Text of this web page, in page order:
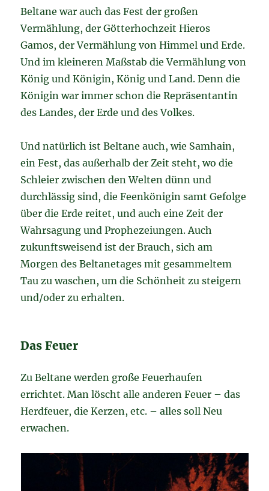
Beltane war auch das Fest der großen
Vermählung, der Götterhochzeit Hieros
Gamos, der Vermählung von Himmel und Erde.
Und im kleineren Maßstab die Vermählung von
König und Königin, König und Land. Denn die
Königin war immer schon die Repräsentantin
des Landes, der Erde und des Volkes.
Und natürlich ist Beltane auch, wie Samhain,
ein Fest, das außerhalb der Zeit steht, wo die
Schleier zwischen den Welten dünn und
durchlässig sind, die Feenkönigin samt Gefolge
über die Erde reitet, und auch eine Zeit der
Wahrsagung und Prophezeiungen. Auch
zukunftsweisend ist der Brauch, sich am
Morgen des Beltanetages mit gesammeltem
Tau zu waschen, um die Schönheit zu steigern
und/oder zu erhalten.
Das Feuer
Zu Beltane werden große Feuerhaufen
errichtet. Man löscht alle anderen Feuer – das
Herdfeuer, die Kerzen, etc. – alles soll Neu
erwachen.